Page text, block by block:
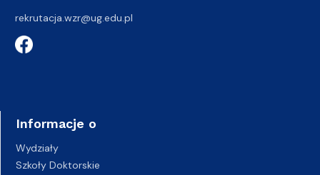
rekrutacja.wzr@ug.edu.pl
Informacje o
Wydziały
Szkoły Doktorskie